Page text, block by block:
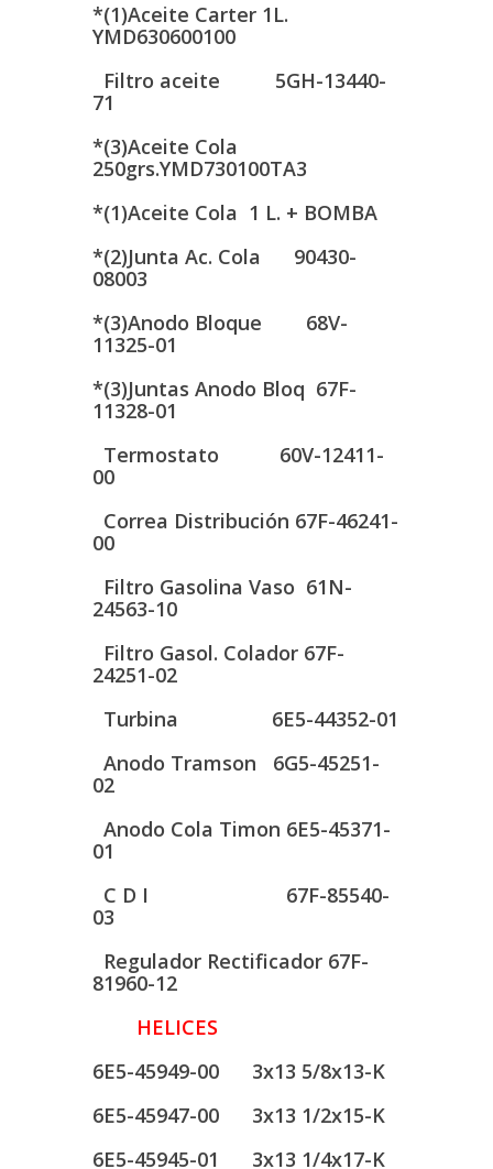
*(1)Aceite Carter 1L.
YMD630600100
Filtro aceite 5GH-13440-
71
*(3)Aceite Cola
250grs.YMD730100TA3
*(1)Aceite Cola 1 L. + BOMBA
*(2)Junta Ac. Cola 90430-
08003
*(3)Anodo Bloque 68V-
11325-01
*(3)Juntas Anodo Bloq 67F-
11328-01
Termostato 60V-12411-
00
Correa Distribución 67F-46241-
00
Filtro Gasolina Vaso 61N-
24563-10
Filtro Gasol. Colador 67F-
24251-02
Turbina 6E5-44352-01
Anodo Tramson 6G5-45251-
02
Anodo Cola Timon 6E5-45371-
01
C D I 67F-85540-
03
Regulador Rectificador 67F-
81960-12
HELICES
6E5-45949-00 3x13 5/8x13-K
6E5-45947-00 3x13 1/2x15-K
6E5-45945-01 3x13 1/4x17-K